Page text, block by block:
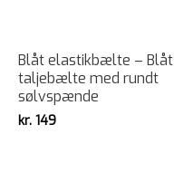
Blåt elastikbælte – Blåt
taljebælte med rundt
sølvspænde
kr. 149